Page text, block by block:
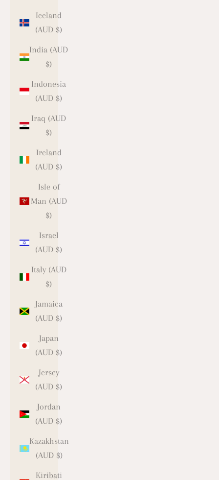
Iceland
(AUD $)
India (AUD
$)
Indonesia
(AUD $)
Iraq (AUD
$)
Ireland
(AUD $)
Isle of
Man (AUD
$)
Israel
(AUD $)
Italy (AUD
$)
Jamaica
(AUD $)
Japan
(AUD $)
Jersey
(AUD $)
Jordan
(AUD $)
Kazakhstan
(AUD $)
Kiribati